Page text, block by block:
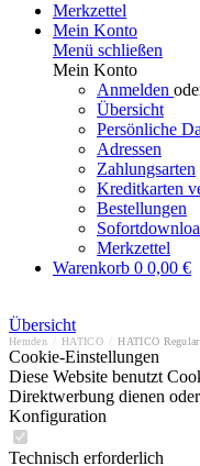
Merkzettel
Mein Konto
Menü schließen
Mein Konto
Anmelden
Übersicht
Persönliche
Adressen
Zahlungsarten
Kreditkarten
Bestellungen
Merkzettel
Warenkorb 0 0,00 €
Übersicht
Hemden HATICO HATICO
Cookie-Einstellungen
Diese Website benutzt
Direktwerbung dienen
Konfiguration
Technisch erforderlich